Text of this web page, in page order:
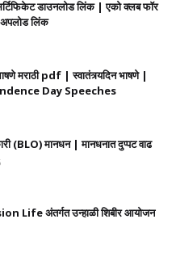
डाउनलोड लिंक | एको क्लब फॉर
अपलोड लिंक
मराठी pdf | स्वातंत्र्यदिन भाषणे |
Day Speeches
(BLO) मानधन | मानधनात दुप्पट वाढ
Life अंतर्गत उन्हाळी शिबीर आयोजन